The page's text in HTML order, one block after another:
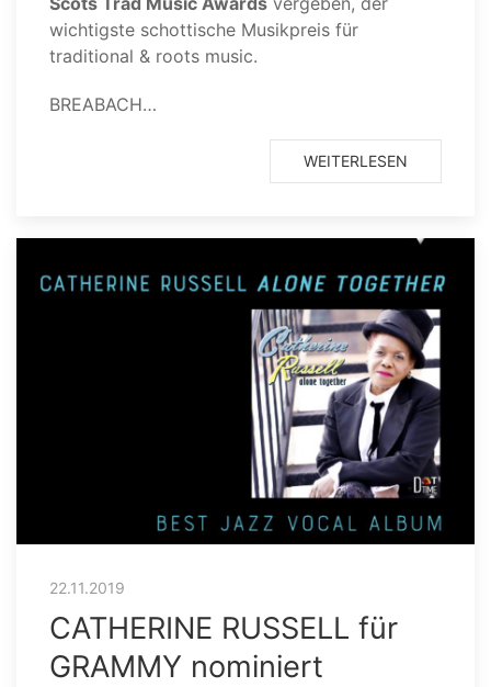
wichtigste schottische Musikpreis für
traditional & roots music.
BREABACH…
WEITERLESEN
22.11.2019
CATHERINE RUSSELL für
GRAMMY nominiert